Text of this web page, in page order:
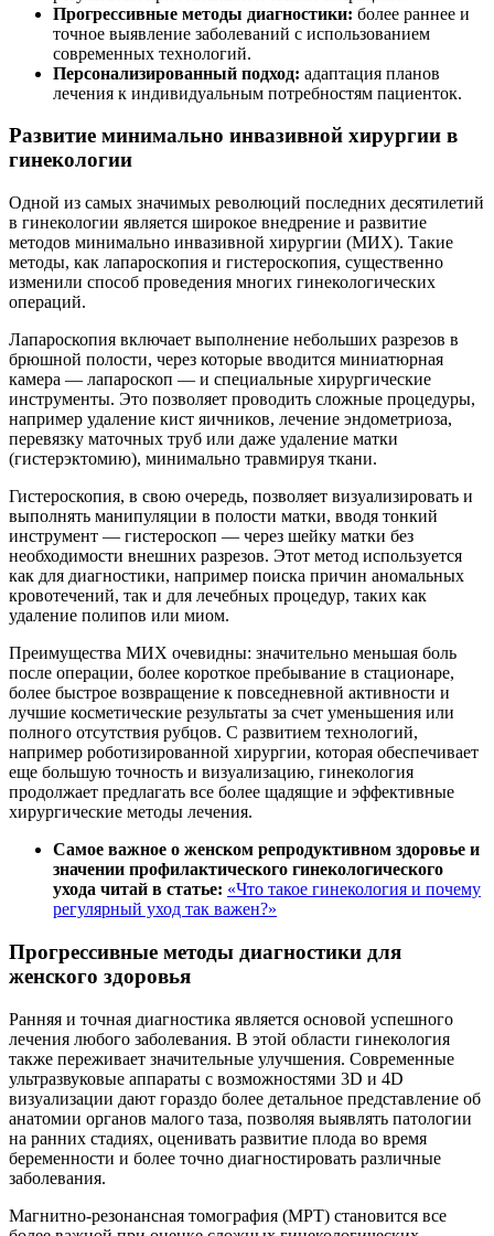
Прогрессивные методы диагностики: более раннее и
точное выявление заболеваний с использованием
современных технологий.
Персонализированный подход: адаптация планов
лечения к индивидуальным потребностям пациенток.
Развитие минимально инвазивной хирургии в
гинекологии
Одной из самых значимых революций последних десятилетий
в гинекологии является широкое внедрение и развитие
методов минимально инвазивной хирургии (МИХ). Такие
методы, как лапароскопия и гистероскопия, существенно
изменили способ проведения многих гинекологических
операций.
Лапароскопия включает выполнение небольших разрезов в
брюшной полости, через которые вводится миниатюрная
камера — лапароскоп — и специальные хирургические
инструменты. Это позволяет проводить сложные процедуры,
например удаление кист яичников, лечение эндометриоза,
перевязку маточных труб или даже удаление матки
(гистерэктомию), минимально травмируя ткани.
Гистероскопия, в свою очередь, позволяет визуализировать и
выполнять манипуляции в полости матки, вводя тонкий
инструмент — гистероскоп — через шейку матки без
необходимости внешних разрезов. Этот метод используется
как для диагностики, например поиска причин аномальных
кровотечений, так и для лечебных процедур, таких как
удаление полипов или миом.
Преимущества МИХ очевидны: значительно меньшая боль
после операции, более короткое пребывание в стационаре,
более быстрое возвращение к повседневной активности и
лучшие косметические результаты за счет уменьшения или
полного отсутствия рубцов. С развитием технологий,
например роботизированной хирургии, которая обеспечивает
еще большую точность и визуализацию, гинекология
продолжает предлагать все более щадящие и эффективные
хирургические методы лечения.
Самое важное о женском репродуктивном здоровье и
значении профилактического гинекологического
ухода читай в статье: «Что такое гинекология и почему
регулярный уход так важен?»
Прогрессивные методы диагностики для
женского здоровья
Ранняя и точная диагностика является основой успешного
лечения любого заболевания. В этой области гинекология
также переживает значительные улучшения. Современные
ультразвуковые аппараты с возможностями 3D и 4D
визуализации дают гораздо более детальное представление об
анатомии органов малого таза, позволяя выявлять патологии
на ранних стадиях, оценивать развитие плода во время
беременности и более точно диагностировать различные
заболевания.
Магнитно-резонансная томография (МРТ) становится все